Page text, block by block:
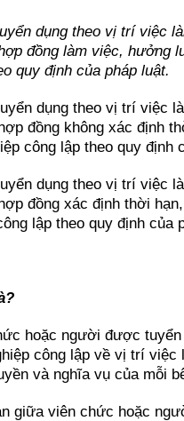
dụng theo vị trí việc
đồng làm việc, hưởng
quy định của pháp luật.
dụng theo vị trí việc
đồng không xác định
công lập theo quy định
dụng theo vị trí việc
đồng xác định thời
lập theo quy định của
hoặc người được
công lập về vị trí việc
và nghĩa vụ của mỗi
giữa viên chức hoặc